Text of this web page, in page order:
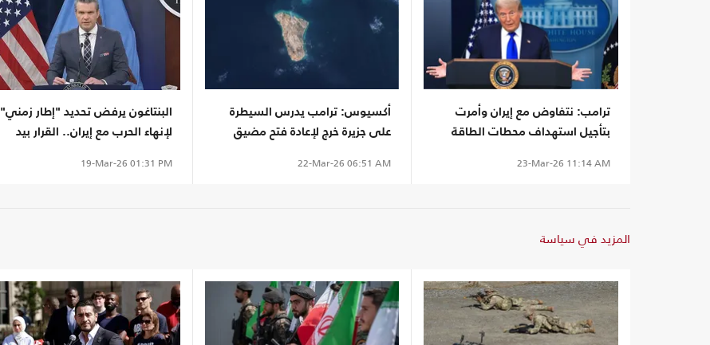
ترامب: نتفاوض مع إيران وأمرت
بتأجيل استهداف محطات الطاقة
23-Mar-26 11:14 AM
أكسيوس: ترامب يدرس السيطرة
على جزيرة خرج لإعادة فتح مضيق
22-Mar-26 06:51 AM
البنتاغون يرفض تحديد "إطار زمني"
لإنهاء الحرب مع إيران.. القرار بيد
19-Mar-26 01:31 PM
المزيد في سياسة